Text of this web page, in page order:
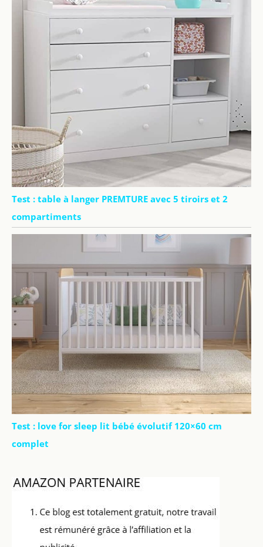
Test : table à langer PREMTURE avec 5 tiroirs et 2
compartiments
Test : love for sleep lit bébé évolutif 120×60 cm
complet